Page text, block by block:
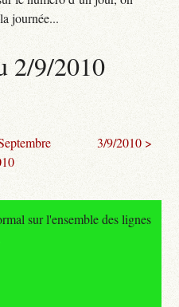
journée...
2/9/2010
3/9/2010 >
sur l'ensemble des lignes